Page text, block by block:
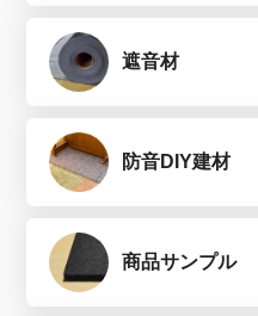
遮音材
防音DIY建材
商品サンプル